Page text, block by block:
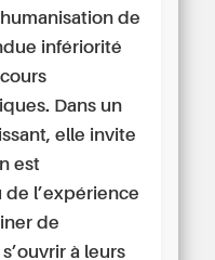
de
infériorité
Dans un
elle invite
est
l’expérience
de
à leurs